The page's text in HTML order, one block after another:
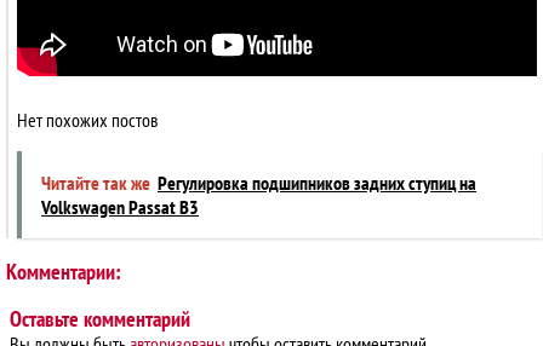
Нет похожих постов
Читайте так же Регулировка подшипников задних ступиц на
Volkswagen Passat B3
Комментарии:
Оставьте комментарий